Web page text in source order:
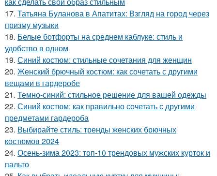
17. Татьяна Буланова в Апатитах: Взгляд на город через
призму музыки
18. Белые ботфорты на среднем каблуке: стиль и
удобство в одном
19. Синий костюм: стильные сочетания для женщин
20. Женский брючный костюм: как сочетать с другими
вещами в гардеробе
21. Темно-синий: стильное решение для вашей одежды
22. Синий костюм: как правильно сочетать с другими
предметами гардероба
23. Выбирайте стиль: тренды женских брючных
костюмов 2024
24. Осень-зима 2023: топ-10 трендовых мужских курток и
пальто